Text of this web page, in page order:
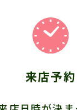
来店予約